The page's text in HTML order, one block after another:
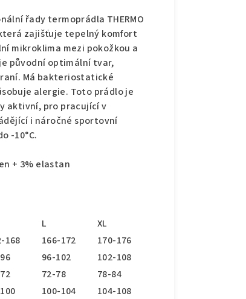
řady termoprádla THERMO
zajišťuje tepelný komfort
mikroklima mezi pokožkou a
původní optimální tvar,
Má bakteriostatické
alergie. Toto prádlo je
aktivní, pro pracující v
i náročné sportovní
-10°C.
+ 3% elastan
L
XL
168 166-172
170-176
96-102
102-108
72-78
78-84
100-104 104-108